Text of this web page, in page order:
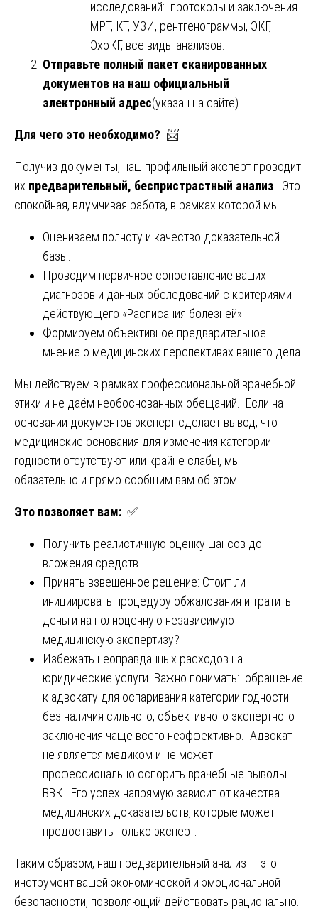
исследований: протоколы и заключения
МРТ, КТ, УЗИ, рентгенограммы, ЭКГ,
ЭхоКГ, все виды анализов.
Отправьте полный пакет сканированных
документов на наш официальный
электронный адрес(указан на сайте).
Для чего это необходимо? 📨
Получив документы, наш профильный эксперт проводит
их предварительный, беспристрастный анализ . Это
спокойная, вдумчивая работа, в рамках которой мы:
Оцениваем полноту и качество доказательной
базы.
Проводим первичное сопоставление ваших
диагнозов и данных обследований с критериями
действующего «Расписания болезней» .
Формируем объективное предварительное
мнение о медицинских перспективах вашего дела.
Мы действуем в рамках профессиональной врачебной
этики и не даём необоснованных обещаний. Если на
основании документов эксперт сделает вывод, что
медицинские основания для изменения категории
годности отсутствуют или крайне слабы, мы
обязательно и прямо сообщим вам об этом.
Это позволяет вам: ✅
Получить реалистичную оценку шансов до
вложения средств.
Принять взвешенное решение: Стоит ли
инициировать процедуру обжалования и тратить
деньги на полноценную независимую
медицинскую экспертизу?
Избежать неоправданных расходов на
юридические услуги. Важно понимать: обращение
к адвокату для оспаривания категории годности
без наличия сильного, объективного экспертного
заключения чаще всего неэффективно. Адвокат
не является медиком и не может
профессионально оспорить врачебные выводы
ВВК. Его успех напрямую зависит от качества
медицинских доказательств, которые может
предоставить только эксперт.
Таким образом, наш предварительный анализ — это
инструмент вашей экономической и эмоциональной
безопасности, позволяющий действовать рационально.